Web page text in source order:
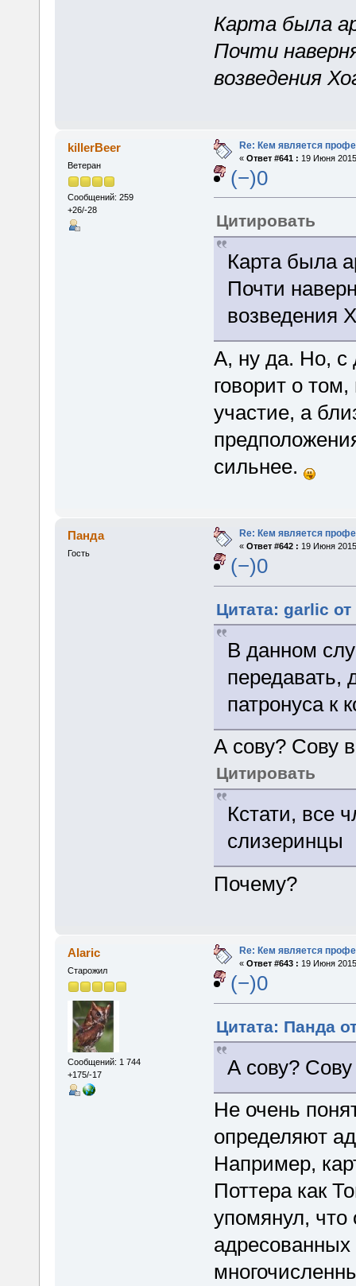
Карта была
Почти
возведения
killerBeer
Ветеран
Сообщений: 259
+26/-28
Re: Кем является
« Ответ #641 : 19 Июня
(−)0
Цитировать
Карта была
Почти
возведения
А, ну да. Но, с
говорит о
участие, а
сильнее.
Панда
Гость
Re: Кем является
« Ответ #642 : 19 Июня
(−)0
Цитата: garlic
В данном
передавать,
патронуса к
А сову? Сову
Цитировать
Кстати, все
слизеринцы
Почему?
Alaric
Старожил
Сообщений: 1 744
+175/-17
Re: Кем является
« Ответ #643 : 19 Июня
(−)0
Цитата: Панда
А сову?
Не очень
определяют
Например,
Поттера как
упомянул, что
адресованных